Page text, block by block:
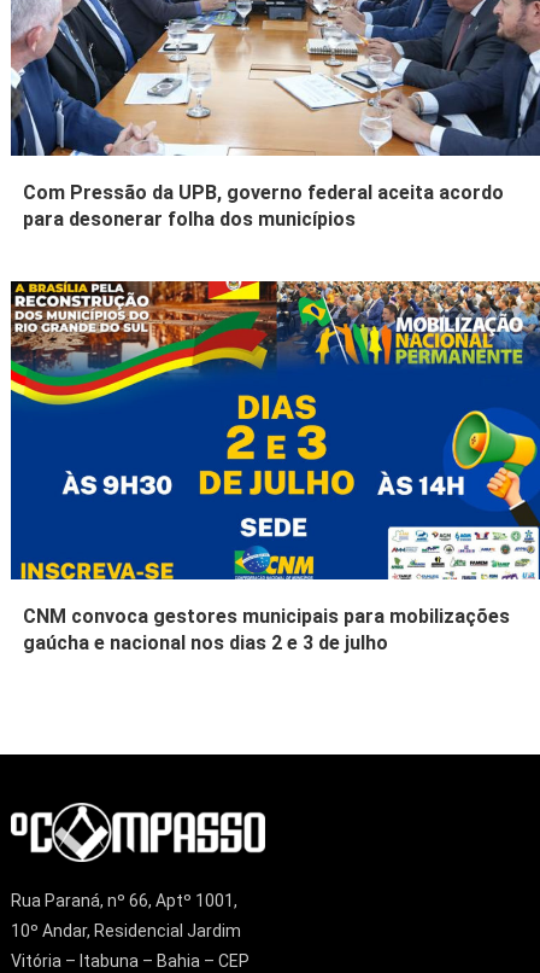
Com Pressão da UPB, governo federal aceita acordo
para desonerar folha dos municípios
CNM convoca gestores municipais para mobilizações
gaúcha e nacional nos dias 2 e 3 de julho
Rua Paraná, nº 66, Aptº 1001,
10º Andar, Residencial Jardim
Vitória – Itabuna – Bahia – CEP